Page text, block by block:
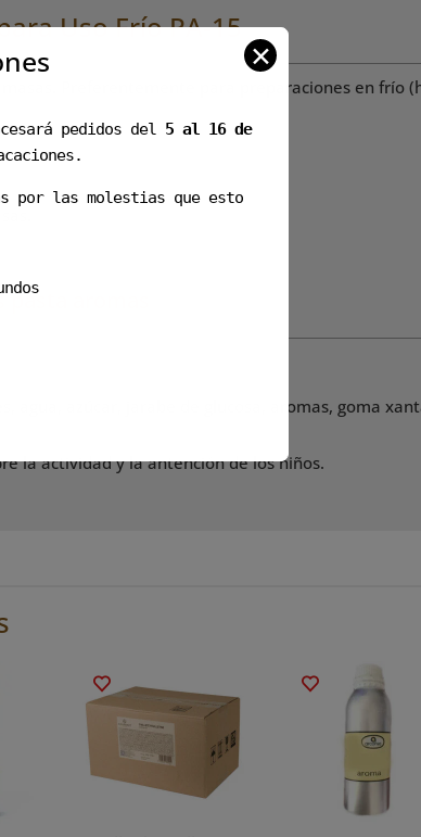
Uso Frío PA-15
Preferentemente para preparaciones en frío
aromas
azúcar, jarabe de glucosa, aromas, goma
la actividad y la antención de los niños.
✕
pedidos del 5 al 16 de
por las molestias que esto